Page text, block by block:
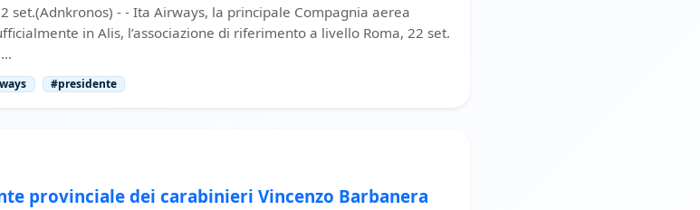
set.(Adnkronos) - - Ita Airways, la principale Compagnia aerea
in Alis, l’associazione di riferimento a livello Roma, 22 set.
#presidente
provinciale dei carabinieri Vincenzo Barbanera